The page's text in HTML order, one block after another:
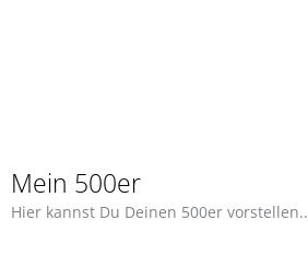
Mein 500er
Hier kannst Du Deinen 500er